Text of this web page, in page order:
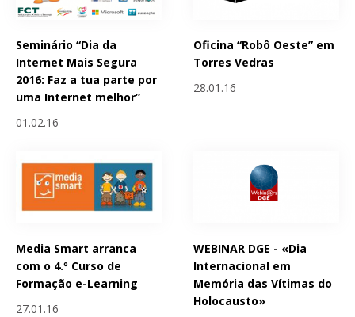
Seminário “Dia da
Internet Mais Segura
2016: Faz a tua parte por
uma Internet melhor”
01.02.16
Oficina “Robô Oeste” em
Torres Vedras
28.01.16
Media Smart arranca
com o 4.º Curso de
Formação e-Learning
27.01.16
WEBINAR DGE - «Dia
Internacional em
Memória das Vítimas do
Holocausto»